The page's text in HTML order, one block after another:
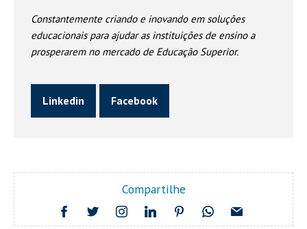
Constantemente criando e inovando em soluções
educacionais para ajudar as instituições de ensino a
prosperarem no mercado de Educação Superior.
Linkedin Facebook
Compartilhe